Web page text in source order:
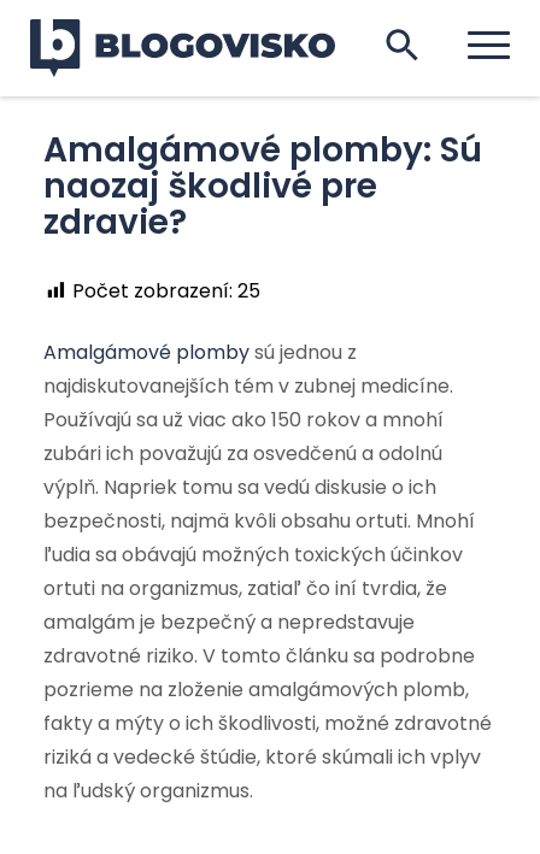
Amalgámové plomby: Sú
naozaj škodlivé pre
zdravie?
Počet zobrazení: 25
Amalgámové plombysú jednou z
najdiskutovanejších tém v zubnej medicíne.
Používajú sa už viac ako 150 rokov a mnohí
zubári ich považujú za osvedčenú a odolnú
výplň. Napriek tomu sa vedú diskusie o ich
bezpečnosti, najmä kvôli obsahu ortuti. Mnohí
ľudia sa obávajú možných toxických účinkov
ortuti na organizmus, zatiaľ čo iní tvrdia, že
amalgám je bezpečný a nepredstavuje
zdravotné riziko. V tomto článku sa podrobne
pozrieme na zloženie amalgámových plomb,
fakty a mýty o ich škodlivosti, možné zdravotné
riziká a vedecké štúdie, ktoré skúmali ich vplyv
na ľudský organizmus.